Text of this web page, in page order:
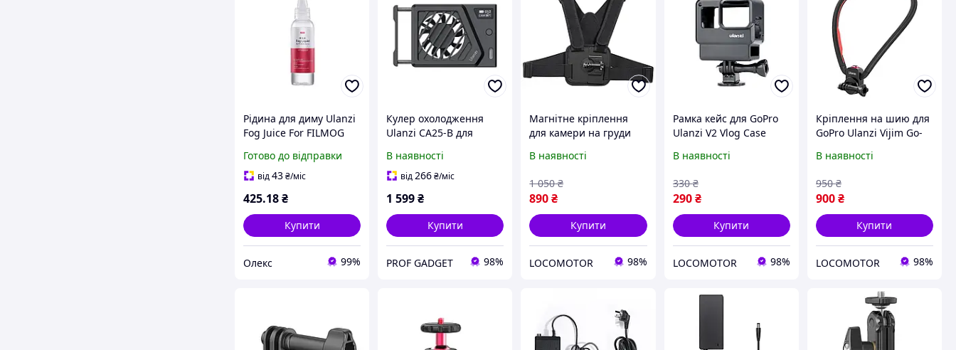
Рідина для диму Ulanzi
Fog Juice For FILMOG
(R002 FM01)
Готово до відправки
від43₴/міс
425.18₴
Купити
Олекс 99%
Кулер охолодження
Ulanzi CA25-B для
Sony/Canon/FUJIFILM/Ni
kon (C072GBB3 )
В наявності
від266₴/міс
1 599₴
Купити
PROF GADGET 98%
Магнітне кріплення
для камери на груди
Mount Black (C021GBB1)
В наявності
890₴
1 050 ₴
Купити
LOCOMOTOR 98%
Рамка кейс для GoPro
Ulanzi V2 Vlog Case
В наявності
290 ₴
330 ₴
Купити
LOCOMOTOR 98%
Кріплення на шию для
GoPro Ulanzi Vijim Go-
Holder Mount For Action
(T011GBB1)
В наявності
900₴
950 ₴
Купити
LOCOMOTOR 98%